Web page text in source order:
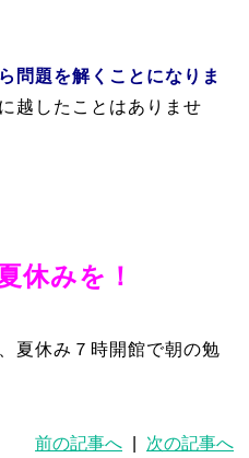
問題を解くことになりま
越したことはありませ
休みを！
夏休み７時開館で朝の勉
前の記事へ 次の記事へ